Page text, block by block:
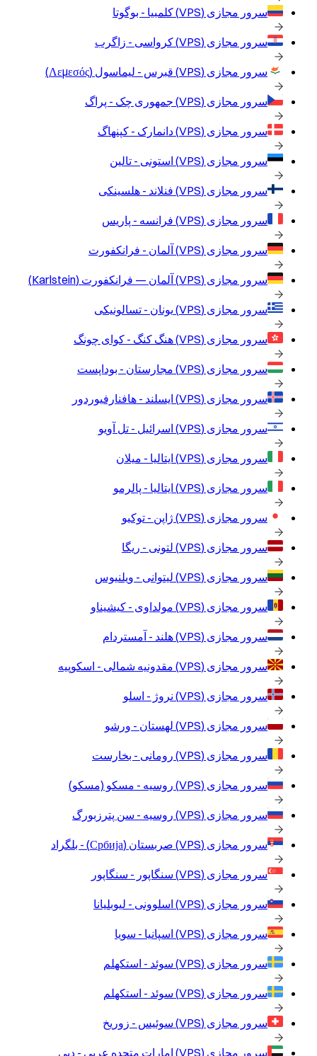
سرور مجازی (VPS) کلمبیا - بوگوتا
سرور مجازی (VPS) کرواسی - زاگرب
سرور مجازی (VPS) قبرس - لیماسول (Λεμεσός)
سرور مجازی (VPS) جمهوری چک - پراگ
سرور مجازی (VPS) دانمارک - کپنهاگ
سرور مجازی (VPS) استونی - تالین
سرور مجازی (VPS) فنلاند - هلسینکی
سرور مجازی (VPS) فرانسه - پاریس
سرور مجازی (VPS) آلمان - فرانکفورت
سرور مجازی (VPS) آلمان — فرانکفورت (Karlstein)
سرور مجازی (VPS) یونان - تسالونیکی
سرور مجازی (VPS) هنگ کنگ - کوای چونگ
سرور مجازی (VPS) مجارستان - بوداپست
سرور مجازی (VPS) ایسلند - هافنارفیوردور
سرور مجازی (VPS) اسرائیل - تل آویو
سرور مجازی (VPS) ایتالیا - میلان
سرور مجازی (VPS) ایتالیا - پالرمو
سرور مجازی (VPS) ژاپن - توکیو
سرور مجازی (VPS) لتونی - ریگا
سرور مجازی (VPS) لیتوانی - ویلنیوس
سرور مجازی (VPS) مولداوی - کیشیناو
سرور مجازی (VPS) هلند - آمستردام
سرور مجازی (VPS) مقدونیه شمالی - اسکوپیه
سرور مجازی (VPS) نروژ - اسلو
سرور مجازی (VPS) لهستان - ورشو
سرور مجازی (VPS) رومانی - بخارست
سرور مجازی (VPS) روسیه - مسکو (مسکو)
سرور مجازی (VPS) روسیه - سن پترزبورگ
سرور مجازی (VPS) صربستان (Србија) - بلگراد
سرور مجازی (VPS) سنگاپور - سنگاپور
سرور مجازی (VPS) اسلوونی - لیوبلیانا
سرور مجازی (VPS) اسپانیا - سویا
سرور مجازی (VPS) سوئد - استکهلم
سرور مجازی (VPS) سوئد - استکهلم
سرور مجازی (VPS) سوئیس - زوریخ
سرور مجازی (VPS) امارات متحده عربی - دبی